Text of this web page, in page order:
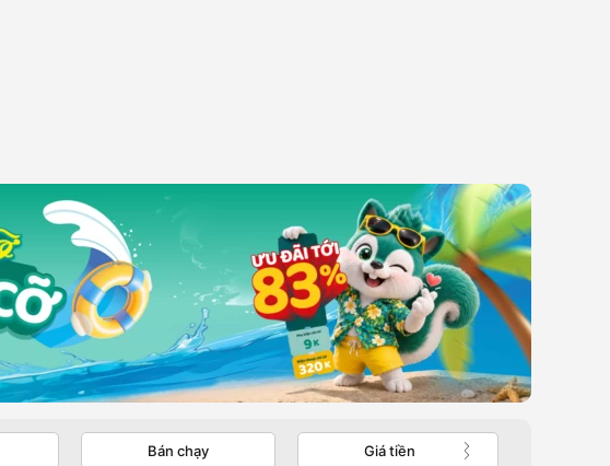
Bán chạy Giá tiền